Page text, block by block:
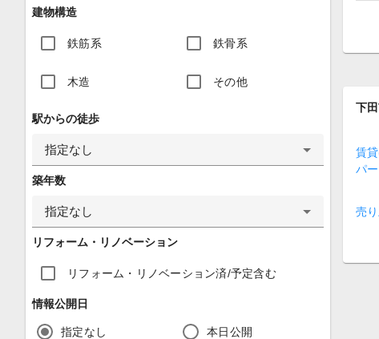
建物構造
鉄筋系 鉄骨系
木造 その他
駅からの徒歩
指定なし
築年数
指定なし
リフォーム・リノベーション
リフォーム・リノベーション済/予定含む
情報公開日
指定なし 本日公開
下
賃
パ
売